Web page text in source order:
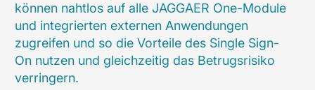
können nahtlos auf alle JAGGAER One-Module
und integrierten externen Anwendungen
zugreifen und so die Vorteile des Single Sign-
On nutzen und gleichzeitig das Betrugsrisiko
verringern.